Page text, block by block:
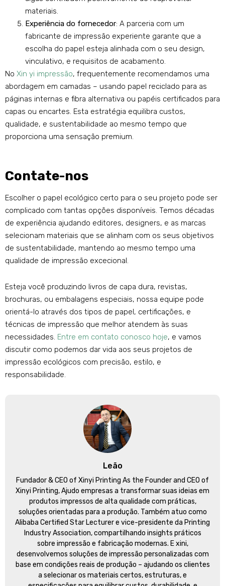
materiais.
Experiência do fornecedor: A parceria com um
fabricante de impressão experiente garante que a
escolha do papel esteja alinhada com o seu design,
vinculativo, e requisitos de acabamento.
No Xin yi impressão, frequentemente recomendamos uma
abordagem em camadas – usando papel reciclado para as
páginas internas e fibra alternativa ou papéis certificados para
capas ou encartes. Esta estratégia equilibra custos,
qualidade, e sustentabilidade ao mesmo tempo que
proporciona uma sensação premium.
Contate-nos
Escolher o papel ecológico certo para o seu projeto pode ser
complicado com tantas opções disponíveis. Temos décadas
de experiência ajudando editores, designers, e as marcas
selecionam materiais que se alinham com os seus objetivos
de sustentabilidade, mantendo ao mesmo tempo uma
qualidade de impressão excecional.
Esteja você produzindo livros de capa dura, revistas,
brochuras, ou embalagens especiais, nossa equipe pode
orientá-lo através dos tipos de papel, certificações, e
técnicas de impressão que melhor atendem às suas
necessidades. Entre em contato conosco hoje, e vamos
discutir como podemos dar vida aos seus projetos de
impressão ecológicos com precisão, estilo, e
responsabilidade.
Leão
Fundador &CEO of Xinyi Printing As the Founder and CEO of
Xinyi Printing, Ajudo empresas a transformar suas ideias em
produtos impressos de alta qualidade com práticas,
soluções orientadas para a produção. Também atuo como
Alibaba Certified Star Lecturer e vice-presidente da Printing
Industry Association, compartilhando insights práticos
sobre impressão e fabricação modernas. E xini,
desenvolvemos soluções de impressão personalizadas com
base em condições reais de produção – ajudando os clientes
a selecionar os materiais certos, estruturas, e